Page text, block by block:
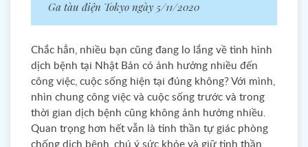
Ga tàu điện Tokyo ngày 5/11/2020
Chắc hẳn, nhiều bạn cũng đang lo lắng về tình hình
dịch bệnh tại Nhật Bản có ảnh hưởng nhiều đến
công việc, cuộc sống hiện tại đúng không? Với mình,
nhìn chung công việc và cuộc sống trước và trong
thời gian dịch bệnh cũng không ảnh hưởng nhiều.
Quan trọng hơn hết vẫn là tinh thần tự giác phòng
chống dịch bệnh, chú ý sức khỏe và giữ tinh thần